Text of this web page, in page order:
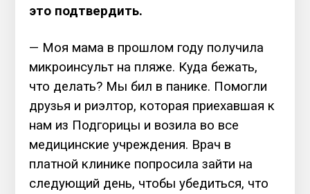
это подтвердить.
— Моя мама в прошлом году получила
микроинсульт на пляже. Куда бежать,
что делать? Мы бил в панике. Помогли
друзья и риэлтор, которая приехавшая к
нам из Подгорицы и возила во все
медицинские учреждения. Врач в
платной клинике попросила зайти на
следующий день, чтобы убедиться, что